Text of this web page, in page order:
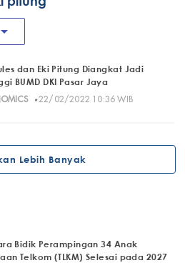
arrow_drop_down
dan Eki Pitung Diangkat Jadi
BUMD DKI Pasar Jaya
· 22/02/2022 10:36 WIB
Lebih Banyak
Bidik Perampingan 34 Anak
Telkom (TLKM) Selesai pada 2027